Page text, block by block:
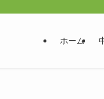
ホーム